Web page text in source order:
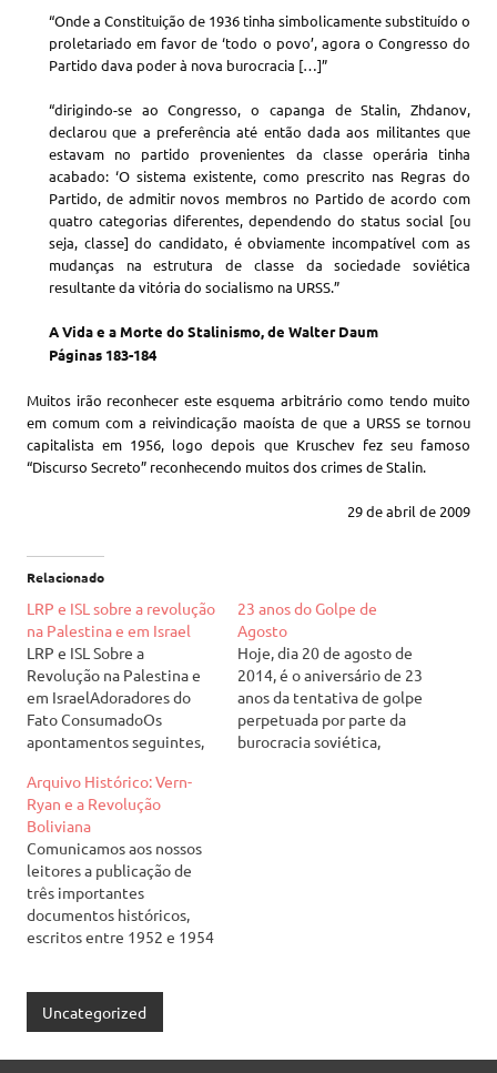
“Onde a Constituição de 1936 tinha simbolicamente substituído o
proletariado em favor de ‘todo o povo’, agora o Congresso do
Partido dava poder à nova burocracia […]”
“dirigindo-se ao Congresso, o capanga de Stalin, Zhdanov,
declarou que a preferência até então dada aos militantes que
estavam no partido provenientes da classe operária tinha
acabado: ‘O sistema existente, como prescrito nas Regras do
Partido, de admitir novos membros no Partido de acordo com
quatro categorias diferentes, dependendo do status social [ou
seja, classe] do candidato, é obviamente incompatível com as
mudanças na estrutura de classe da sociedade soviética
resultante da vitória do socialismo na URSS.”
A Vida e a Morte do Stalinismo, de Walter Daum
Páginas 183-184
Muitos irão reconhecer este esquema arbitrário como tendo muito
em comum com a reivindicação maoísta de que a URSS se tornou
capitalista em 1956, logo depois que Kruschev fez seu famoso
“Discurso Secreto” reconhecendo muitos dos crimes de Stalin.
29 de abril de 2009
Relacionado
LRP e ISL sobre a revolução
na Palestina e em Israel
LRP e ISL Sobre a
Revolução na Palestina e
em IsraelAdoradores do
Fato ConsumadoOs
apontamentos seguintes,
notas, foram feitos para o
público de uma reunião da
Liga pelo Partido
Revolucionário (LRP/EUA)
em 18 de agosto de 2009
em Nova Iorque, intitulada
“A Crise do Sionismo e…
23 anos do Golpe de
Agosto
Hoje, dia 20 de agosto de
2014, é o aniversário de 23
anos da tentativa de golpe
perpetuada por parte da
burocracia soviética,
Arquivo Histórico: Vern-
Ryan e a Revolução
Boliviana
Comunicamos aos nossos
leitores a publicação de
três importantes
documentos históricos,
escritos entre 1952 e 1954
Angeles do SWP (Socialist
Workers Party) norte-
Uncategorized